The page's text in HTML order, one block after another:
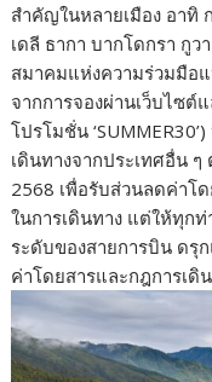
สำคัญในหลายเมือง อาทิ
เดลี ธากา บากโดกรา กู
สมาคมแห่งความร่วมมือ
จากการจองผ่านเว็บไซ
โปรโมชั่น
เดินทางจากประเทศอื่น
2568 เพื่อรับส่วนลดค่าโ
ในการเดินทาง แต่ให้ทุก
ระดับของสายการบิน ดรุ
ค่าโดยสารและกฎการเดิ